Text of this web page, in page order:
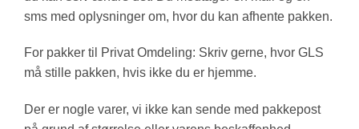
sms med oplysninger om, hvor du kan afhente pakken.
For pakker til Privat Omdeling: Skriv gerne, hvor GLS
må stille pakken, hvis ikke du er hjemme.
Der er nogle varer, vi ikke kan sende med pakkepost